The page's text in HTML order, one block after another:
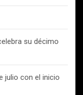
su décimo
julio con el inicio